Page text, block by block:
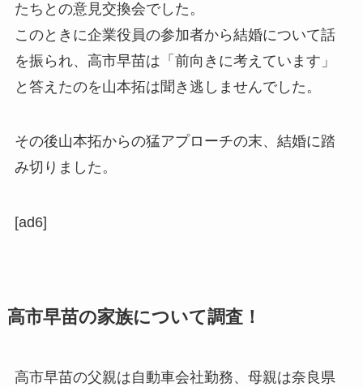
たちとの意見交換会でした。
このときに企業役員の参加者から結婚について話
を振られ、高市早苗は「前向きに考えています」
と答えたのを山本拓は聞き逃しませんでした。
その後山本拓からの猛アプローチの末、結婚に踏
み切りました。
[ad6]
高市早苗の家族について調査！
高市早苗の父親は自動車会社勤務、母親は奈良県